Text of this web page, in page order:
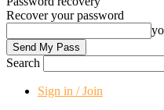
Recover your password
Search
Sign in / Join